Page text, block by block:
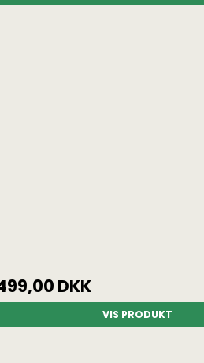
DKK
VIS PRODUKT